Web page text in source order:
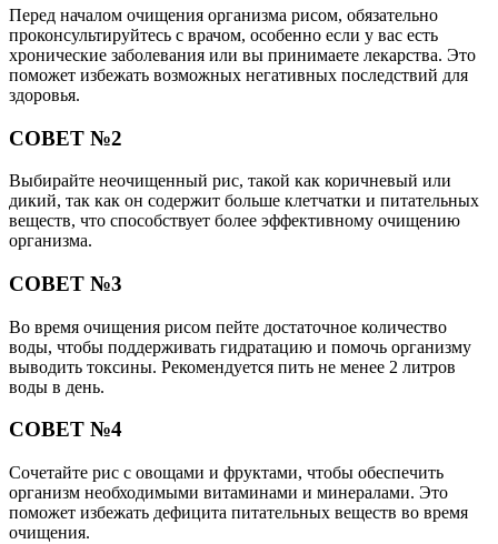
Перед началом очищения организма рисом, обязательно
проконсультируйтесь с врачом, особенно если у вас есть
хронические заболевания или вы принимаете лекарства. Это
поможет избежать возможных негативных последствий для
здоровья.
СОВЕТ №2
Выбирайте неочищенный рис, такой как коричневый или
дикий, так как он содержит больше клетчатки и питательных
веществ, что способствует более эффективному очищению
организма.
СОВЕТ №3
Во время очищения рисом пейте достаточное количество
воды, чтобы поддерживать гидратацию и помочь организму
выводить токсины. Рекомендуется пить не менее 2 литров
воды в день.
СОВЕТ №4
Сочетайте рис с овощами и фруктами, чтобы обеспечить
организм необходимыми витаминами и минералами. Это
поможет избежать дефицита питательных веществ во время
очищения.